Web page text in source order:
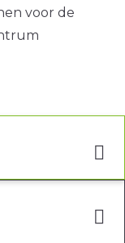
voor de